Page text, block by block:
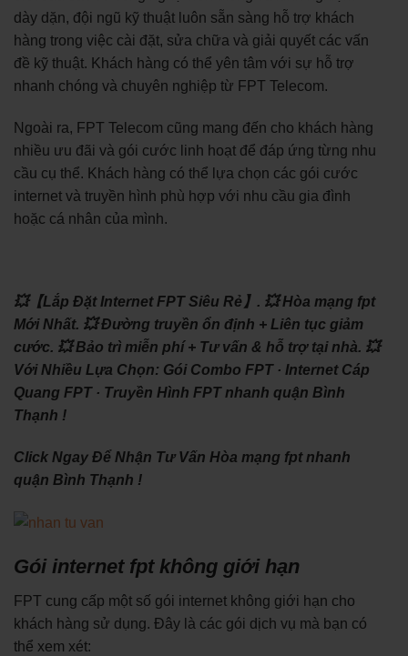
dày dặn, đội ngũ kỹ thuật luôn sẵn sàng hỗ trợ khách
hàng trong việc cài đặt, sửa chữa và giải quyết các vấn
đề kỹ thuật. Khách hàng có thể yên tâm với sự hỗ trợ
nhanh chóng và chuyên nghiệp từ FPT Telecom.
Ngoài ra, FPT Telecom cũng mang đến cho khách hàng
nhiều ưu đãi và gói cước linh hoạt để đáp ứng từng nhu
cầu cụ thể. Khách hàng có thể lựa chọn các gói cước
internet và truyền hình phù hợp với nhu cầu gia đình
hoặc cá nhân của mình.
💥【Lắp Đặt Internet FPT Siêu Rẻ】. 💥 Hòa mạng fpt
Mới Nhất. 💥 Đường truyền ổn định + Liên tục giảm
cước. 💥 Bảo trì miễn phí + Tư vấn & hỗ trợ tại nhà. 💥
Với Nhiều Lựa Chọn: ‎Gói Combo FPT · ‎Internet Cáp
Quang FPT · ‎Truyền Hình FPT nhanh quận Bình
Thạnh !
Click Ngay Để Nhận Tư Vấn Hòa mạng fpt nhanh
quận Bình Thạnh !
Gói internet fpt không giới hạn
FPT cung cấp một số gói internet không giới hạn cho
khách hàng sử dụng. Đây là các gói dịch vụ mà bạn có
thể xem xét: